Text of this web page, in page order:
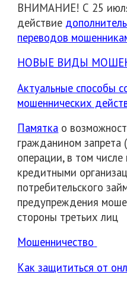
ВНИМАНИЕ! С 25
действие
переводов
НОВЫЕ ВИДЫ
Актуальные способы
мошеннических
Памятка о
гражданином запрета
операции, в том
кредитными
потребительского
предупреждения
стороны третьих лиц
Мошенничество
Как защититься от